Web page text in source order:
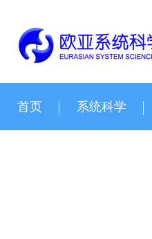
首页 系统科学